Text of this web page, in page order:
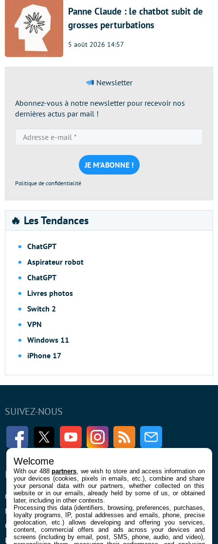
Panne Claude : le chatbot subit de
grosses perturbations
5 août 2026 14:57
Newsletter
Abonnez-vous à notre newsletter pour recevoir nos
dernières actus par mail !
e-
mail
*
Politique de confidentialité
🔥 Les Tendances
ChatGPT
Aspirateur robot
ChatGPT
Livres photos
Switch 2
VPN
Windows 11
iPhone 17
SUIVEZ-NOUS
FacebookTwitter Youtube InstagramRSS Newsletter
ENTREPRISE
Qui sommes nous
Mentions légales et CGU
Confidentialité et Cookies
Préférences cookies
À PROPOS
La rédaction
Contact
Welcome
With our 488partners , we wish to store and access information on
your devices (cookies, pixels in emails, etc.), combine and share
your personal data with our partners, whether collected on this
website or in our emails, already held by some of us, or obtained
later, including in other contexts.
Processing this data (identifiers, browsing, preferences, purchases,
loyalty programs, IP, postal addresses and emails, phone, precise
geolocation, etc.) allows developing and offering you services,
content, commercial offers and ads across your devices and
screens (including by email, post, SMS, phone, audio, and video),